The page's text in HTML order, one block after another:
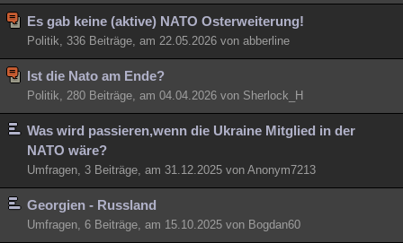
Philosophie Träume Orte Esoterik Literatur
Astronomie Helpdesk Gruppen Gaming Filme
Musik Clash Verbesserungen Allmystery
Übersichten
Besucht Teilgenommen
Lesenswert Schlüsselwörter
Es gab keine (aktive) NATO Osterweiterung!
Politik, 336 Beiträge, am 22.05.2026 von abberline
Ist die Nato am Ende?
Politik, 280 Beiträge, am 04.04.2026 von Sherlock_H
Was wird passieren,wenn die Ukraine Mitglied in der
NATO wäre?
Umfragen, 3 Beiträge, am 31.12.2025 von Anonym7213
Georgien - Russland
Umfragen, 6 Beiträge, am 15.10.2025 von Bogdan60